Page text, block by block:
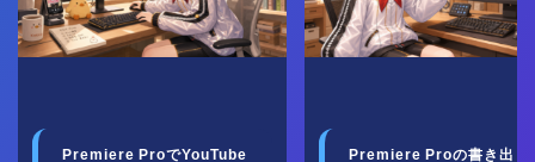
Premiere ProでYouTube Premiere Proの書き出し